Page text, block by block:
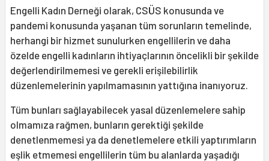
Engelli Kadın Derneği olarak, CSÜS konusunda ve
pandemi konusunda yaşanan tüm sorunların temelinde,
herhangi bir hizmet sunulurken engellilerin ve daha
özelde engelli kadınların ihtiyaçlarının öncelikli bir şekilde
değerlendirilmemesi ve gerekli erişilebilirlik
düzenlemelerinin yapılmamasının yattığına inanıyoruz.
Tüm bunları sağlayabilecek yasal düzenlemelere sahip
olmamıza rağmen, bunların gerektiği şekilde
denetlenmemesi ya da denetlemelere etkili yaptırımların
eşlik etmemesi engellilerin tüm bu alanlarda yaşadığı